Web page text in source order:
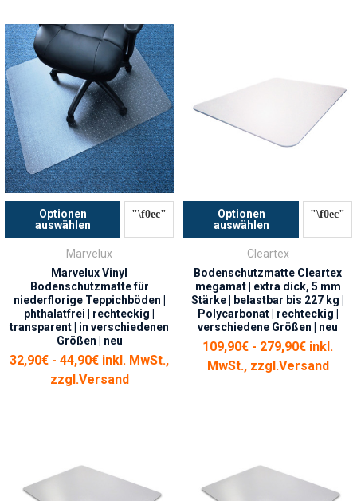
Optionen
auswählen
Marvelux
Marvelux Vinyl
Bodenschutzmatte für
niederflorige Teppichböden |
phthalatfrei | rechteckig |
transparent | in verschiedenen
Größen | neu
32,90€ - 44,90€ inkl. MwSt.,
zzgl.Versand
Optionen
auswählen
Cleartex
Bodenschutzmatte Cleartex
megamat | extra dick, 5 mm
Stärke | belastbar bis 227 kg |
Polycarbonat | rechteckig |
verschiedene Größen | neu
109,90€ - 279,90€ inkl.
MwSt., zzgl.Versand